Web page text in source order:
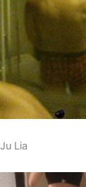
Ju Lia